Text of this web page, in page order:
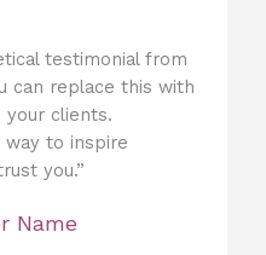
testimonial from
can replace this with
your clients.
way to inspire
you.”
Name